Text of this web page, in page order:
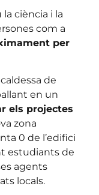
ciència i la
com a
per
de
en un
els projectes
zona
0 de l’edifici
estudiants de
agents
locals.